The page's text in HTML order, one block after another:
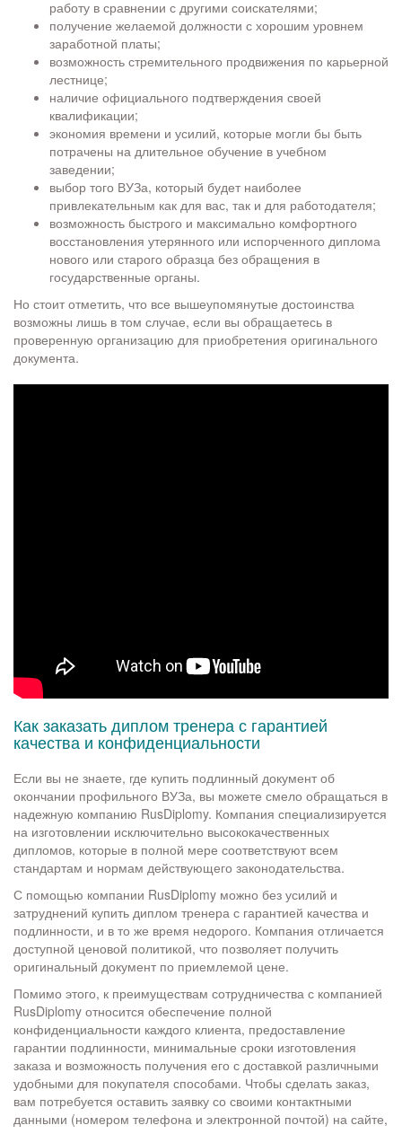
работу в сравнении с другими соискателями;
получение желаемой должности с хорошим уровнем
заработной платы;
возможность стремительного продвижения по карьерной
лестнице;
наличие официального подтверждения своей
квалификации;
экономия времени и усилий, которые могли бы быть
потрачены на длительное обучение в учебном
заведении;
выбор того ВУЗа, который будет наиболее
привлекательным как для вас, так и для работодателя;
возможность быстрого и максимально комфортного
восстановления утерянного или испорченного диплома
нового или старого образца без обращения в
государственные органы.
Но стоит отметить, что все вышеупомянутые достоинства
возможны лишь в том случае, если вы обращаетесь в
проверенную организацию для приобретения оригинального
документа.
Как заказать диплом тренера с гарантией
качества и конфиденциальности
Если вы не знаете, где купить подлинный документ об
окончании профильного ВУЗа, вы можете смело обращаться в
надежную компанию RusDiplomy. Компания специализируется
на изготовлении исключительно высококачественных
дипломов, которые в полной мере соответствуют всем
стандартам и нормам действующего законодательства.
С помощью компании RusDiplomy можно без усилий и
затруднений купить диплом тренера с гарантией качества и
подлинности, и в то же время недорого. Компания отличается
доступной ценовой политикой, что позволяет получить
оригинальный документ по приемлемой цене.
Помимо этого, к преимуществам сотрудничества с компанией
RusDiplomy относится обеспечение полной
конфиденциальности каждого клиента, предоставление
гарантии подлинности, минимальные сроки изготовления
заказа и возможность получения его с доставкой различными
удобными для покупателя способами. Чтобы сделать заказ,
вам потребуется оставить заявку со своими контактными
данными (номером телефона и электронной почтой) на сайте,